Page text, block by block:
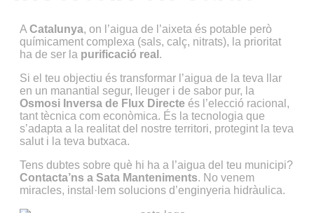
A Catalunya, on l’aigua de l’aixeta és potable però
químicament complexa (sals, calç, nitrats), la prioritat
ha de ser la purificació real .
Si el teu objectiu és transformar l’aigua de la teva llar
en un manantial segur, lleuger i de sabor pur, la
Osmosi Inversa de Flux Directe és l’elecció racional,
tant tècnica com econòmica. És la tecnologia que
s’adapta a la realitat del nostre territori, protegint la teva
salut i la teva butxaca.
Tens dubtes sobre què hi ha a l’aigua del teu municipi?
Contacta’ns a Sata Manteniments. No venem
miracles, instal·lem solucions d’enginyeria hidràulica.